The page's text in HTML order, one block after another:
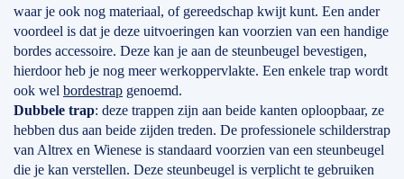
waar je ook nog materiaal, of gereedschap kwijt kunt. Een ander
voordeel is dat je deze uitvoeringen kan voorzien van een handige
bordes accessoire. Deze kan je aan de steunbeugel bevestigen,
hierdoor heb je nog meer werkoppervlakte. Een enkele trap wordt
ook wel bordestrap genoemd.
Dubbele trap: deze trappen zijn aan beide kanten oploopbaar, ze
hebben dus aan beide zijden treden. De professionele schilderstrap
van Altrex en Wienese is standaard voorzien van een steunbeugel
die je kan verstellen. Deze steunbeugel is verplicht te gebruiken